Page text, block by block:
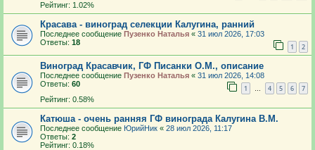
Рейтинг: 1.02%
Красава - виноград селекции Калугина, ранний
Последнее сообщение Пузенко Наталья « 31 июл 2026, 17:03
Ответы: 18 1 2
Виноград Красавчик, ГФ Писанки О.М., описание
Последнее сообщение Пузенко Наталья « 31 июл 2026, 14:08
Ответы: 60 1 … 4 5 6 7
Рейтинг: 0.58%
Катюша - очень ранняя ГФ винограда Калугина В.М.
Последнее сообщение ЮрийНик « 28 июл 2026, 11:17
Ответы: 2
Рейтинг: 0.18%